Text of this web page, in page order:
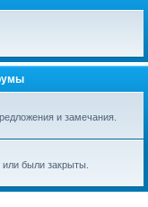
и замечания.
были закрыты.